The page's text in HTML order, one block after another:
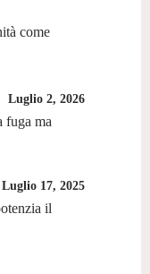
come
Luglio 2, 2026
fuga ma
Luglio 17, 2025
il